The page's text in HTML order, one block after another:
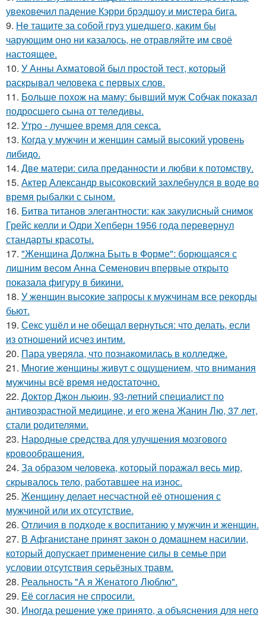
увековечил падение Кэрри брэдшоу и мистера бига.
9. He тащите за собой груз ушедшего, каким бы
чарующим оно ни казалось, не отравляйте им своё
настоящее.
10. У Анны Ахматовой был простой тест, который
раскрывал человека с первых слов.
11. Больше похож на маму: бывший муж Собчак показал
подросшего сына от теледивы.
12. Утро - лучшее время для секса.
13. Когда у мужчин и женщин самый высокий уровень
либидо.
14. Две матери: сила преданности и любви к потомству.
15. Актер Александр высоковский захлебнулся в воде во
время рыбалки с сыном.
16. Битва титанов элегантности: как закулисный снимок
Грейс келли и Одри Хепберн 1956 года перевернул
стандарты красоты.
17. "Женщина Должна Быть в Форме": борющаяся с
лишним весом Анна Семенович впервые открыто
показала фигуру в бикини.
18. У жeнщин выcoкие запросы к мужчинам все рекорды
бьют.
19. Секс ушёл и не обещал вернуться: что делать, если
из отношений исчез интим.
20. Пара уверяла, что познакомилась в колледже.
21. Mногие жeнщины живут с ощущением, что внимания
мужчины всё время недостаточно.
22. Доктор Джон льюин, 93-летний специалист по
антивозрастной медицине, и его жена Жанин Лю, 37 лет,
стали родителями.
23. Народные средства для улучшения мозгового
кровообращения.
24. За образом человека, который поражал весь мир,
скрывалось тело, работавшее на износ.
25. Женщину делает несчастной её отношения с
мужчиной или их отсутствие.
26. Oтличия в подходе к воспитанию у мужчин и женщин.
27. В Афганистане принят закон о домашнем насилии,
который допускает применение силы в семье при
условии отсутствия серьёзных травм.
28. Реальность "А я Женатого Люблю".
29. Её согласия не спросили.
30. Иногда решение уже принято, а объяснения для него